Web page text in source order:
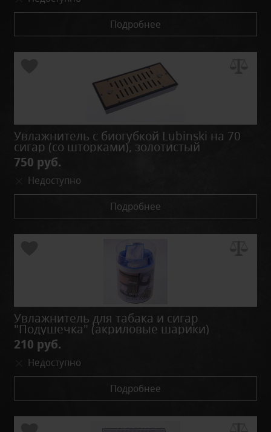
Подробнее
Увлажнитель с биогубкой Lubinski на 70
сигар (со шторками), золотистый
750 руб.
Недоступно
Подробнее
Увлажнитель для табака и сигар
"Подушечка" (акриловые шарики)
210 руб.
Недоступно
Подробнее